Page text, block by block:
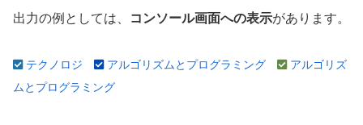
出力の例としては、 コンソール画面への表示があります。
テクノロジ アルゴリズムとプログラミング
アルゴリズ
ムとプログラミング